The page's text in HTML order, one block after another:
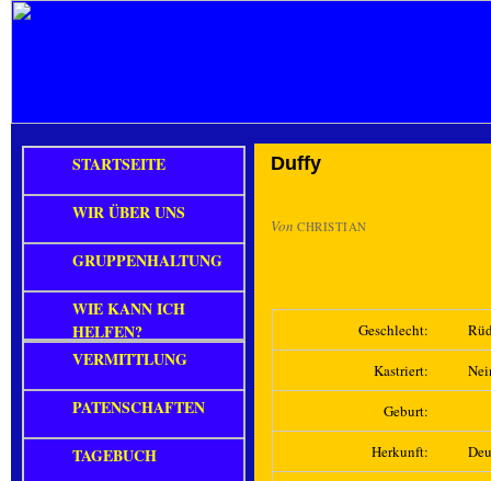
Duffy
Von CHRISTIAN
Geschlecht:
Kastriert:
Geburt:
Herkunft:
STARTSEITE
WIR ÜBER UNS
GRUPPENHALTUNG
WIE KANN ICH
HELFEN?
VERMITTLUNG
PATENSCHAFTEN
TAGEBUCH